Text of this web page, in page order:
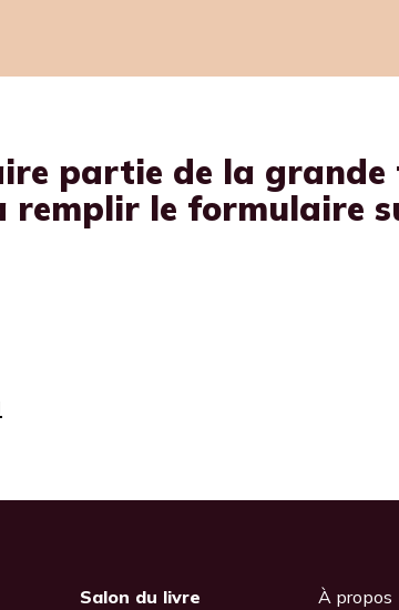
partie de la
remplir le formulaire
Salon du livre À propos